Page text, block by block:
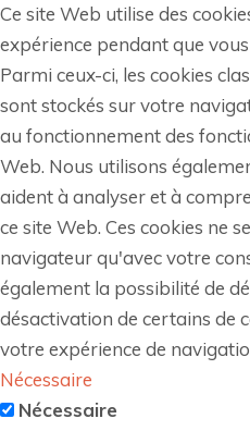
Ce site Web utilise des
expérience pendant que
Parmi ceux-ci, les cookies
sont stockés sur votre
au fonctionnement des
Web. Nous utilisons
aident à analyser et à
ce site Web. Ces cookies ne
navigateur qu'avec votre
également la possibilité de
désactivation de certains de
votre expérience de
Nécessaire
Nécessaire